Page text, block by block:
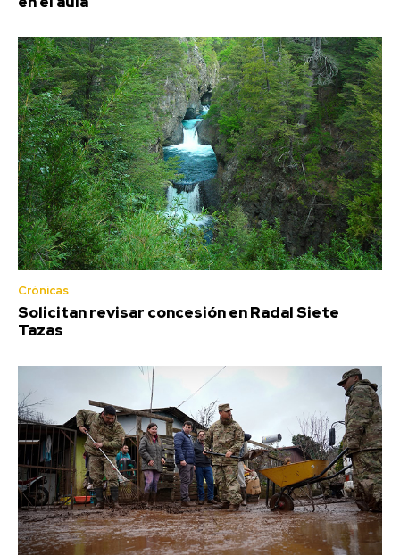
Crónicas
Solicitan revisar concesión en Radal Siete
Tazas